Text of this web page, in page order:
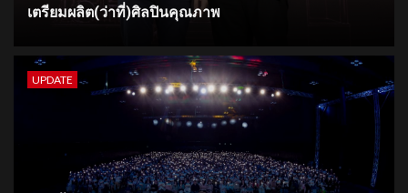
เตรียมผลิต(ว่าที่)ศิลปินคุณภาพ
UPDATE